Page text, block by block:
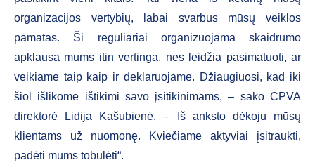
organizacijos vertybių, labai svarbus mūsų veiklos
pamatas. Ši reguliariai organizuojama skaidrumo
apklausa mums itin vertinga, nes leidžia pasimatuoti, ar
veikiame taip kaip ir deklaruojame. Džiaugiuosi, kad iki
šiol išlikome ištikimi savo įsitikinimams, – sako CPVA
direktorė Lidija Kašubienė. – Iš anksto dėkoju mūsų
klientams už nuomonę. Kviečiame aktyviai įsitraukti,
padėti mums tobulėti“.